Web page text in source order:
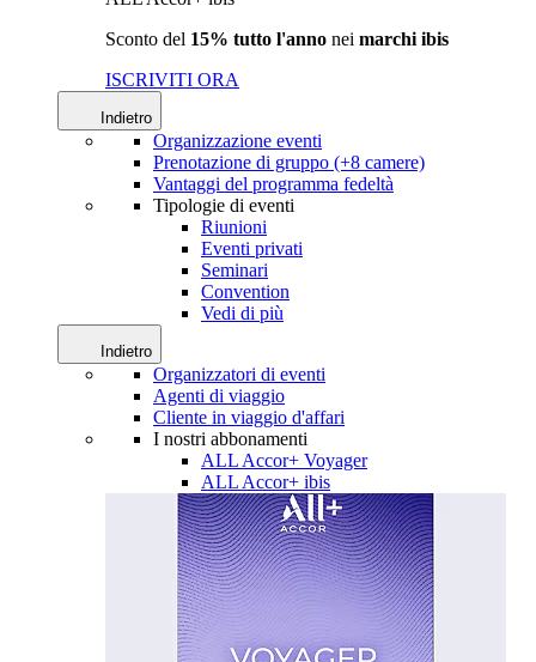
Sconto del 15% tutto l'anno nei marchi ibis
ISCRIVITI ORA
Indietro
Organizzazione eventi
Prenotazione di gruppo (+8 camere)
Vantaggi del programma fedeltà
Tipologie di eventi
Riunioni
Eventi privati
Seminari
Convention
Vedi di più
Indietro
Organizzatori di eventi
Agenti di viaggio
Cliente in viaggio d'affari
I nostri abbonamenti
ALL Accor+ Voyager
ALL Accor+ ibis